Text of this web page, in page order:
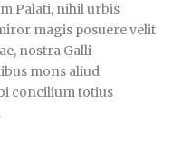
Palati, nihil urbis
magis posuere velit
nostra Galli
mons aliud
concilium totius